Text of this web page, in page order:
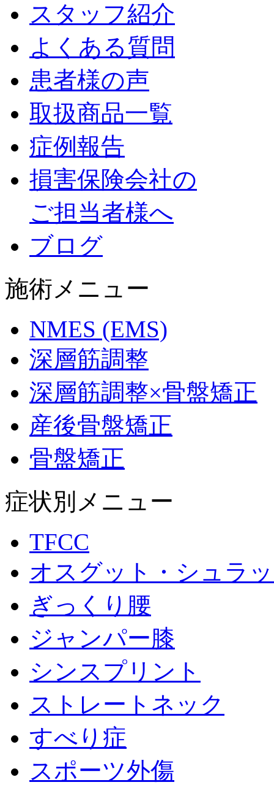
スタッフ紹介
よくある質問
患者様の声
取扱商品一覧
症例報告
損害保険会社の
ご担当者様へ
ブログ
施術メニュー
NMES (EMS)
深層筋調整
深層筋調整×骨盤矯正
産後骨盤矯正
骨盤矯正
症状別メニュー
TFCC
オスグット・シュラ
ぎっくり腰
ジャンパー膝
シンスプリント
ストレートネック
すべり症
スポーツ外傷